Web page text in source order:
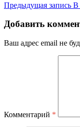
Предыдущая запись В
Добавить
Ваш адрес email не
Комментарий *